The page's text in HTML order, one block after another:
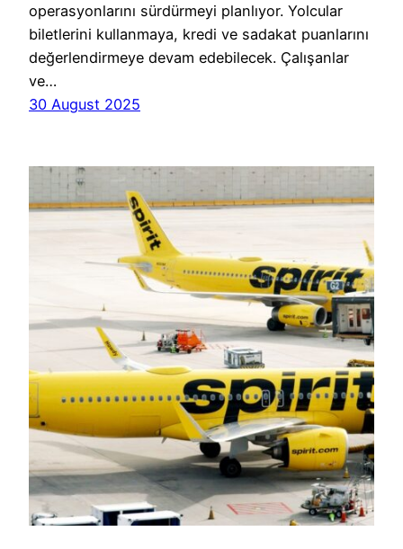
operasyonlarını sürdürmeyi planlıyor. Yolcular
biletlerini kullanmaya, kredi ve sadakat puanlarını
değerlendirmeye devam edebilecek. Çalışanlar
ve…
30 August 2025